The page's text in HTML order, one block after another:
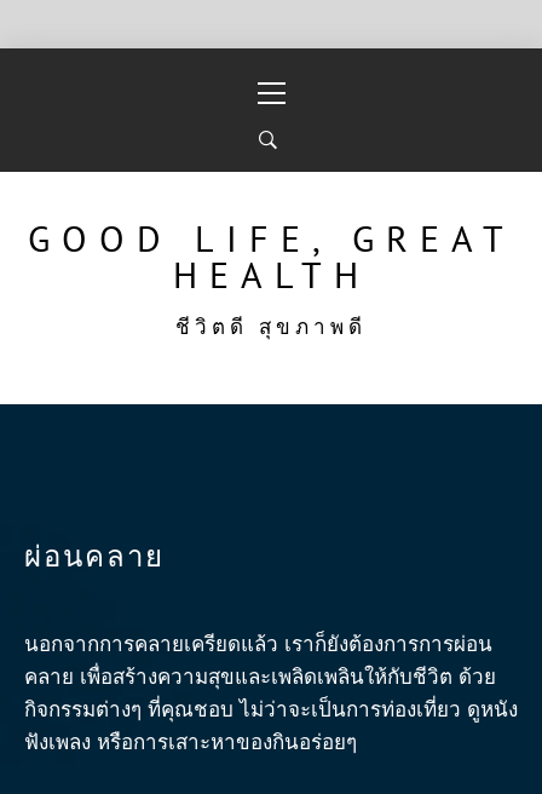
Menu
GOOD LIFE, GREAT
HEALTH
ชีวิตดี สุขภาพดี
ผ่อนคลาย
นอกจากการคลายเครียดแล้ว เราก็ยังต้องการการผ่อน
คลาย เพื่อสร้างความสุขและเพลิดเพลินให้กับชีวิต ด้วย
กิจกรรมต่างๆ ที่คุณชอบ ไม่ว่าจะเป็นการท่องเที่ยว ดูหนัง
ฟังเพลง หรือการเสาะหาของกินอร่อยๆ